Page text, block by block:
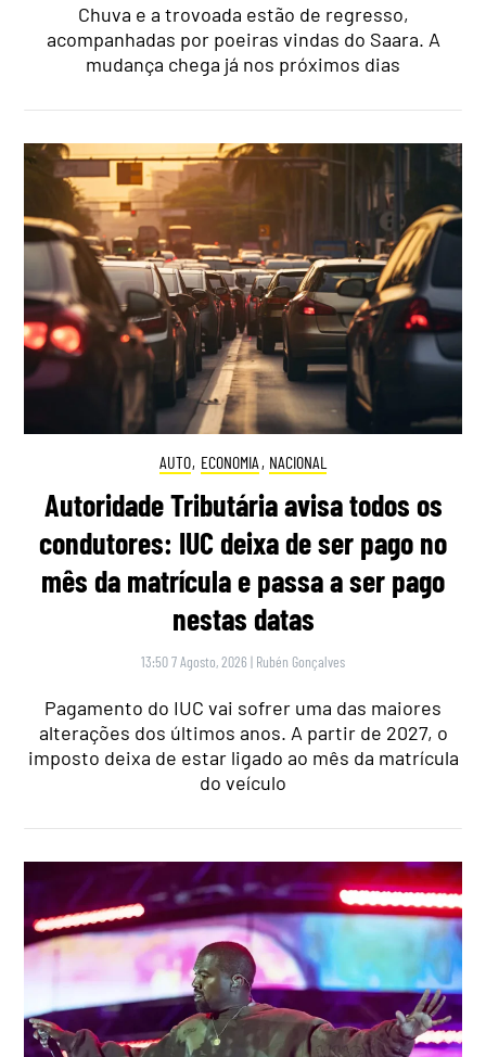
Chuva e a trovoada estão de regresso,
acompanhadas por poeiras vindas do Saara. A
mudança chega já nos próximos dias
AUTO, ECONOMIA , NACIONAL
Autoridade Tributária avisa todos os
condutores: IUC deixa de ser pago no
mês da matrícula e passa a ser pago
nestas datas
13:50 7 Agosto, 2026 | Rubén Gonçalves
Pagamento do IUC vai sofrer uma das maiores
alterações dos últimos anos. A partir de 2027, o
imposto deixa de estar ligado ao mês da matrícula
do veículo